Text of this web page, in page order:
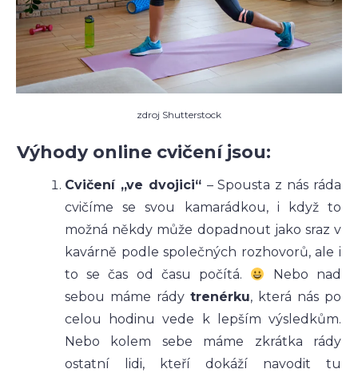
zdroj Shutterstock
Výhody online cvičení jsou:
Cvičení „ve dvojici“ – Spousta z nás ráda
cvičíme se svou kamarádkou, i když to
možná někdy může dopadnout jako sraz v
kavárně podle společných rozhovorů, ale i
to se čas od času počítá.
Nebo nad
sebou máme rády trenérku, která nás po
celou hodinu vede k lepším výsledkům.
Nebo kolem sebe máme zkrátka rády
ostatní lidi, kteří dokáží navodit tu